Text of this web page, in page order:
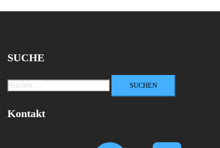
SUCHE
Suchen
Kontakt